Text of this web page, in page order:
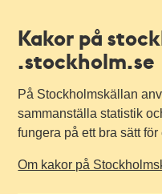
Kakor på
.stockholm.se
På Stockholmskällan
sammanställa statistik
fungera på ett bra sätt för
Om kakor på